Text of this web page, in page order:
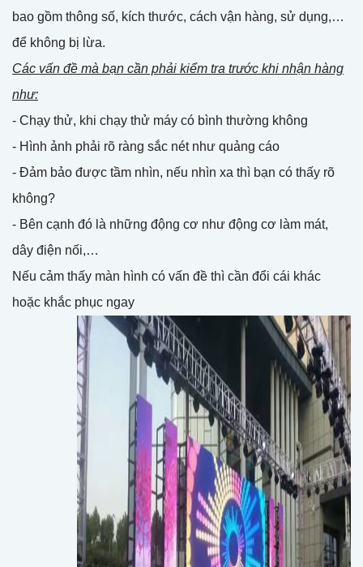
bao gồm thông số, kích thước, cách vận hàng, sử dụng,…
để không bị lừa.
Các vấn đề mà bạn cần phải kiểm tra trước khi nhận hàng
như:
- Chạy thử, khi chạy thử máy có bình thường không
- Hình ảnh phải rõ ràng sắc nét như quảng cáo
- Đảm bảo được tầm nhìn, nếu nhìn xa thì bạn có thấy rõ
không?
- Bên cạnh đó là những động cơ như động cơ làm mát,
dây điện nối,…
Nếu cảm thấy màn hình có vấn đề thì cần đổi cái khác
hoặc khắc phục ngay